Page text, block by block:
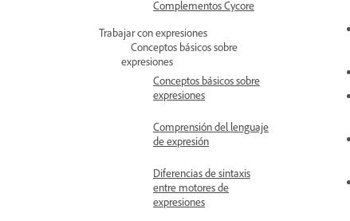
Complementos Cycore
Trabajar con expresiones
Conceptos básicos sobre
expresiones
Conceptos básicos sobre
expresiones
Comprensión del lenguaje
de expresión
Diferencias de sintaxis
entre motores de
expresiones